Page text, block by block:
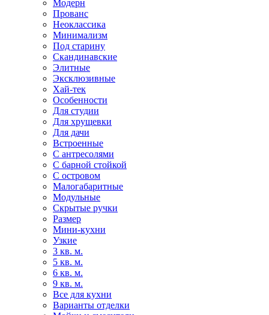
Модерн
Прованс
Неоклассика
Минимализм
Под старину
Скандинавские
Элитные
Эксклюзивные
Хай-тек
Особенности
Для студии
Для хрущевки
Для дачи
Встроенные
С антресолями
С барной стойкой
С островом
Малогабаритные
Модульные
Скрытые ручки
Размер
Мини-кухни
Узкие
3 кв. м.
5 кв. м.
6 кв. м.
9 кв. м.
Все для кухни
Варианты отделки